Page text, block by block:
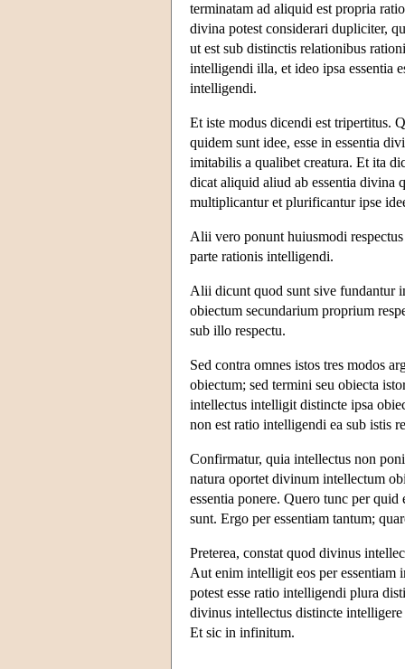
terminatam ad aliquid est propria
divina potest considerari dupliciter,
ut est sub distinctis relationibus
intelligendi illa, et ideo ipsa essentia
intelligendi.
Et iste modus dicendi est tripertitus.
quidem sunt idee, esse in essentia
imitabilis a qualibet creatura. Et ita
dicat aliquid aliud ab essentia divina
multiplicantur et plurificantur ipse
Alii vero ponunt huiusmodi
parte rationis intelligendi.
Alii dicunt quod sunt sive fundantur
obiectum secundarium proprium
sub illo respectu.
Sed contra omnes istos tres modos
obiectum; sed termini seu obiecta
intellectus intelligit distincte ipsa
non est ratio intelligendi ea sub istis
Confirmatur, quia intellectus non
natura oportet divinum intellectum
essentia ponere. Quero tunc per
sunt. Ergo per essentiam tantum;
Preterea, constat quod divinus
Aut enim intelligit eos per essentiam
potest esse ratio intelligendi plura
divinus intellectus distincte
Et sic in infinitum.